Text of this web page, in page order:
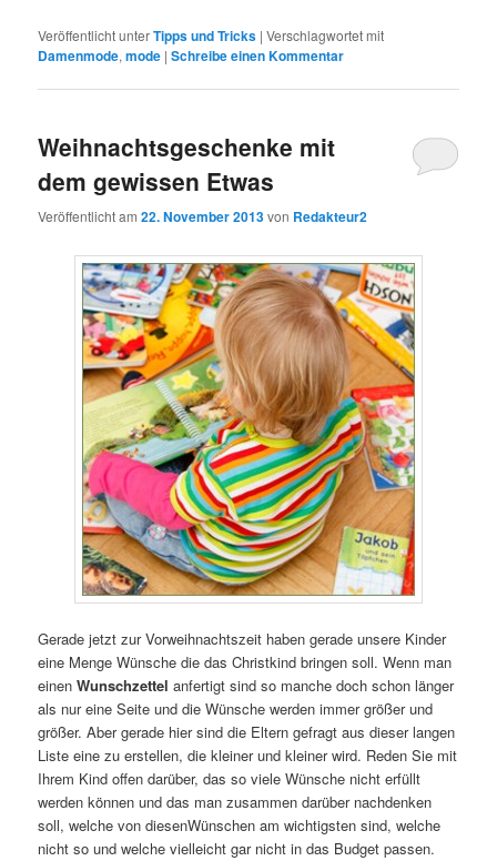
Veröffentlicht unterTipps und Tricks |Verschlagwortet mit
Damenmode,mode |Schreibe einen Kommentar
Weihnachtsgeschenke mit
dem gewissen Etwas
Veröffentlicht am22. November 2013von Redakteur2
Gerade jetzt zur Vorweihnachtszeit haben gerade unsere Kinder
eine Menge Wünsche die das Christkind bringen soll. Wenn man
einenWunschzettel anfertigt sind so manche doch schon länger
als nur eine Seite und die Wünsche werden immer größer und
größer. Aber gerade hier sind die Eltern gefragt aus dieser langen
Liste eine zu erstellen, die kleiner und kleiner wird. Reden Sie mit
Ihrem Kind offen darüber, das so viele Wünsche nicht erfüllt
werden können und das man zusammen darüber nachdenken
soll, welche von diesenWünschen am wichtigsten sind, welche
nicht so und welche vielleicht gar nicht in das Budget passen.